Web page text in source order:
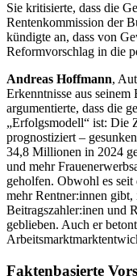
Sie kritisierte, dass die
Rentenkommission der
kündigte an, dass von
Reformvorschlag in die
Andreas Hoffmann,
Erkenntnisse aus
argumentierte, dass die
„Erfolgsmodell“ ist: Die
prognostiziert –
34,8 Millionen in 2024
und mehr
geholfen. Obwohl es
mehr Rentner:innen gibt,
Beitragszahler:inen und
geblieben. Auch er
Faktenbasierte